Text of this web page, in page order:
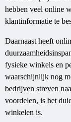
hebben veel online
klantinformatie te
Daarnaast heeft
fysieke winkels en
waarschijnlijk nog
bedrijven streven
voordelen, is het
winkelen is.